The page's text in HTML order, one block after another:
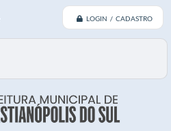
LOGIN / CADASTRO